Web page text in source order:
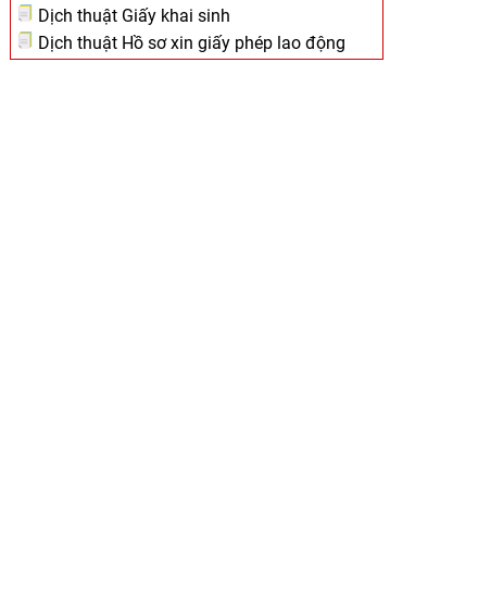
Dịch thuật Giấy khai sinh
Dịch thuật Hồ sơ xin giấy phép lao động